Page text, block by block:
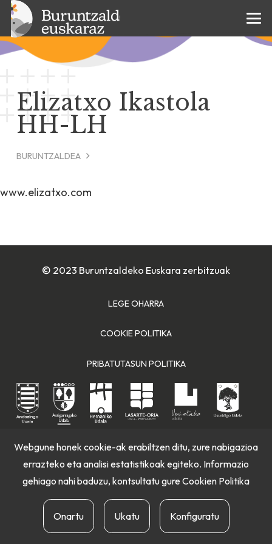
Elizatxo Ikastola
HH-LH
BURUNTZALDEA
www.elizatxo.com
© 2023 Buruntzaldeko Euskara zerbitzuak
LEGE OHARRA
COOKIE POLITIKA
PRIBATUTASUN POLITIKA
Webgune honek cookie-ak erabiltzen ditu, zure nabigazioa
errazteko eta analisi estatistikoak egiteko. Informazio
gehiago nahi baduzu, kontsultatu gure Cookien Politika
Onartu Ukatu Konfiguratu